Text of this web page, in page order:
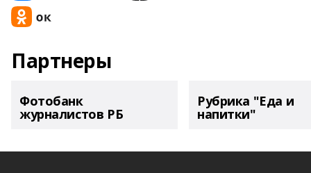
Партнеры
Фотобанк
журналистов РБ
Рубрика "Еда и
напитки"